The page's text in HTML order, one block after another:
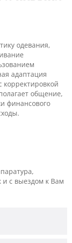
одевания,
адаптация
корректировкой
общение,
финансового
и с выездом к Вам